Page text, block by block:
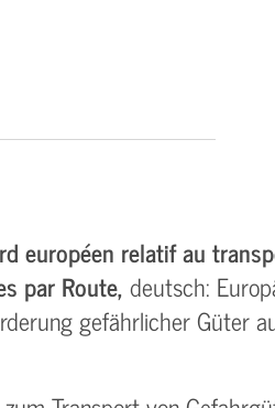
européen relatif au
par Route,deutsch:
gefährlicher Güter